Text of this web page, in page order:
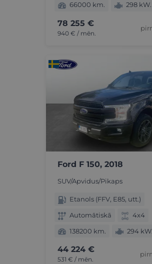
66000 km.
298 kW.
78 255 €
940 € / mēn.
Ford F 150, 2018
SUV/Apvidus/Pikaps
Etanols (FFV, E85, utt.)
Automātiskā
4x4
138200 km.
294 kW.
44 224 €
531 € / mēn.